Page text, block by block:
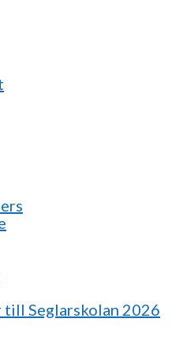
Seglarskolan 2026